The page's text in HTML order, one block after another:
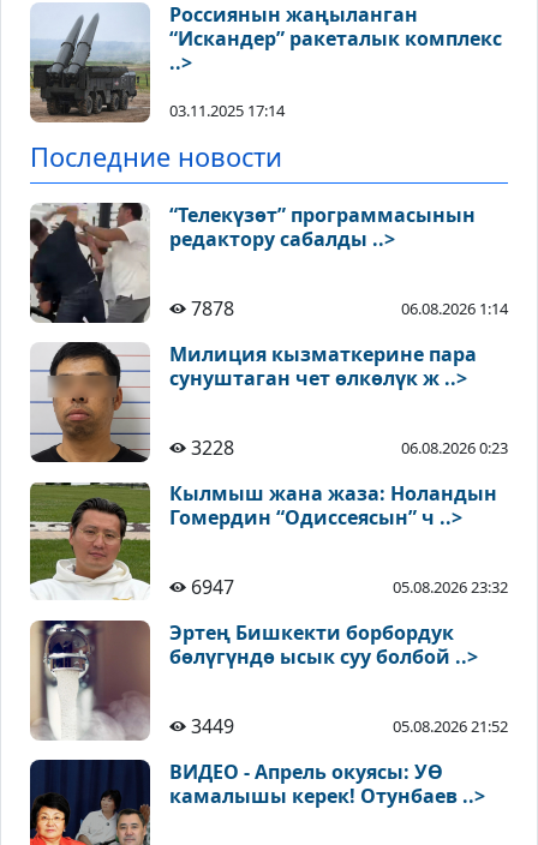
Россиянын жаңыланган
“Искандер” ракеталык комплекс
..>
03.11.2025 17:14
Последние новости
“Телекүзөт” программасынын
редактору сабалды ..>
7878 06.08.2026 1:14
Милиция кызматкерине пара
сунуштаган чет өлкөлүк ж ..>
3228 06.08.2026 0:23
Кылмыш жана жаза: Ноландын
Гомердин “Одиссеясын” ч ..>
6947 05.08.2026 23:32
Эртең Бишкекти борбордук
бөлүгүндө ысык суу болбой ..>
3449 05.08.2026 21:52
ВИДЕО - Апрель окуясы: УӨ
камалышы керек! Отунбаев ..>